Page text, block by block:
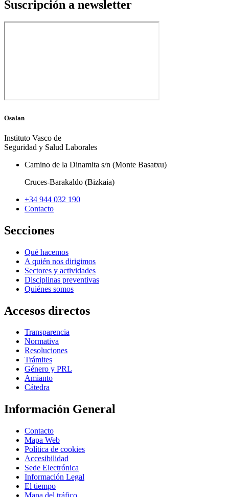
Suscripción a newsletter
Osalan
Instituto Vasco de
Seguridad y Salud Laborales
Camino de la Dinamita s/n (Monte Basatxu)
Cruces-Barakaldo (Bizkaia)
+34 944 032 190
Contacto
Secciones
Qué hacemos
A quién nos dirigimos
Sectores y actividades
Disciplinas preventivas
Quiénes somos
Accesos directos
Transparencia
Normativa
Resoluciones
Trámites
Género y PRL
Amianto
Cátedra
Información General
Contacto
Mapa Web
Política de cookies
Accesibilidad
Sede Electrónica
Información Legal
El tiempo